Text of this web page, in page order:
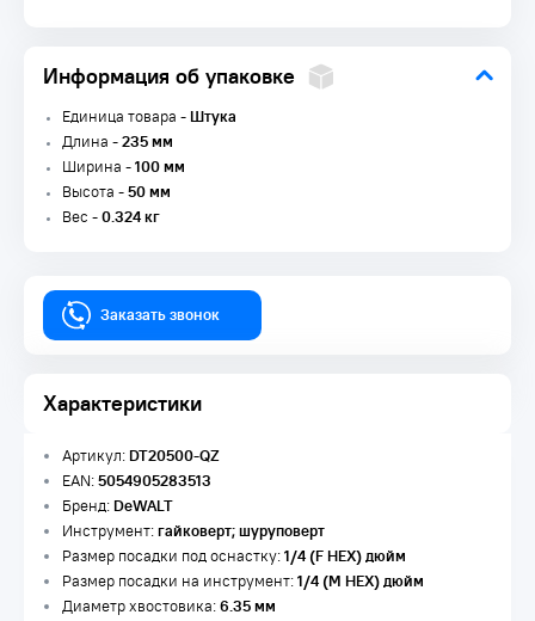
Информация об упаковке
Единица товара -Штука
Длина -235 мм
Ширина -100 мм
Высота -50 мм
Вес -0.324 кг
Заказать звонок
Характеристики
Артикул:DT20500-QZ
EAN:5054905283513
Бренд:DeWALT
Инструмент:гайковерт; шуруповерт
Размер посадки под оснастку:1/4 (F HEX) дюйм
Размер посадки на инструмент:1/4 (M HEX) дюйм
Диаметр хвостовика:6.35 мм